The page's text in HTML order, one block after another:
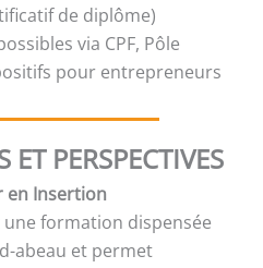
de diplôme)
via CPF, Pôle
pour entrepreneurs
ET PERSPECTIVES
en Insertion
une formation dispensée
abeau et permet